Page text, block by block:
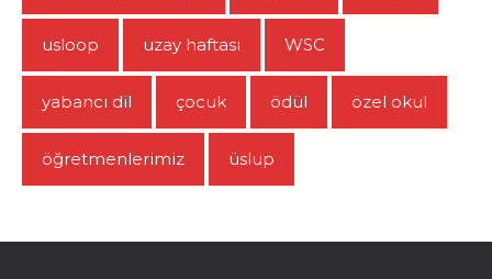
usloop uzay haftası WSC
yabancı dil çocuk ödül özel okul
öğretmenlerimiz üslup